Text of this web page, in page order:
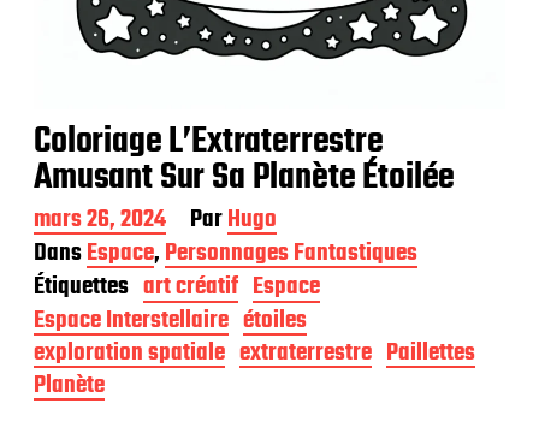
Coloriage L’Extraterrestre
Amusant Sur Sa Planète Étoilée
D
a
t
e
d
e
p
u
b
mars 26, 2024 ParHugo
DansEspace,Personnages Fantastiques
Étiquettes art créatif Espace
Espace Interstellaire étoiles
exploration spatiale extraterrestre Paillettes
Planète